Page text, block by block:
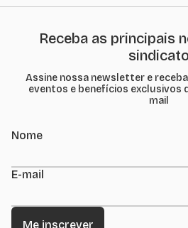
Receba as principais
Assine nossa newsletter e
eventos e benefícios exclusivos
mail
Nome
E-mail